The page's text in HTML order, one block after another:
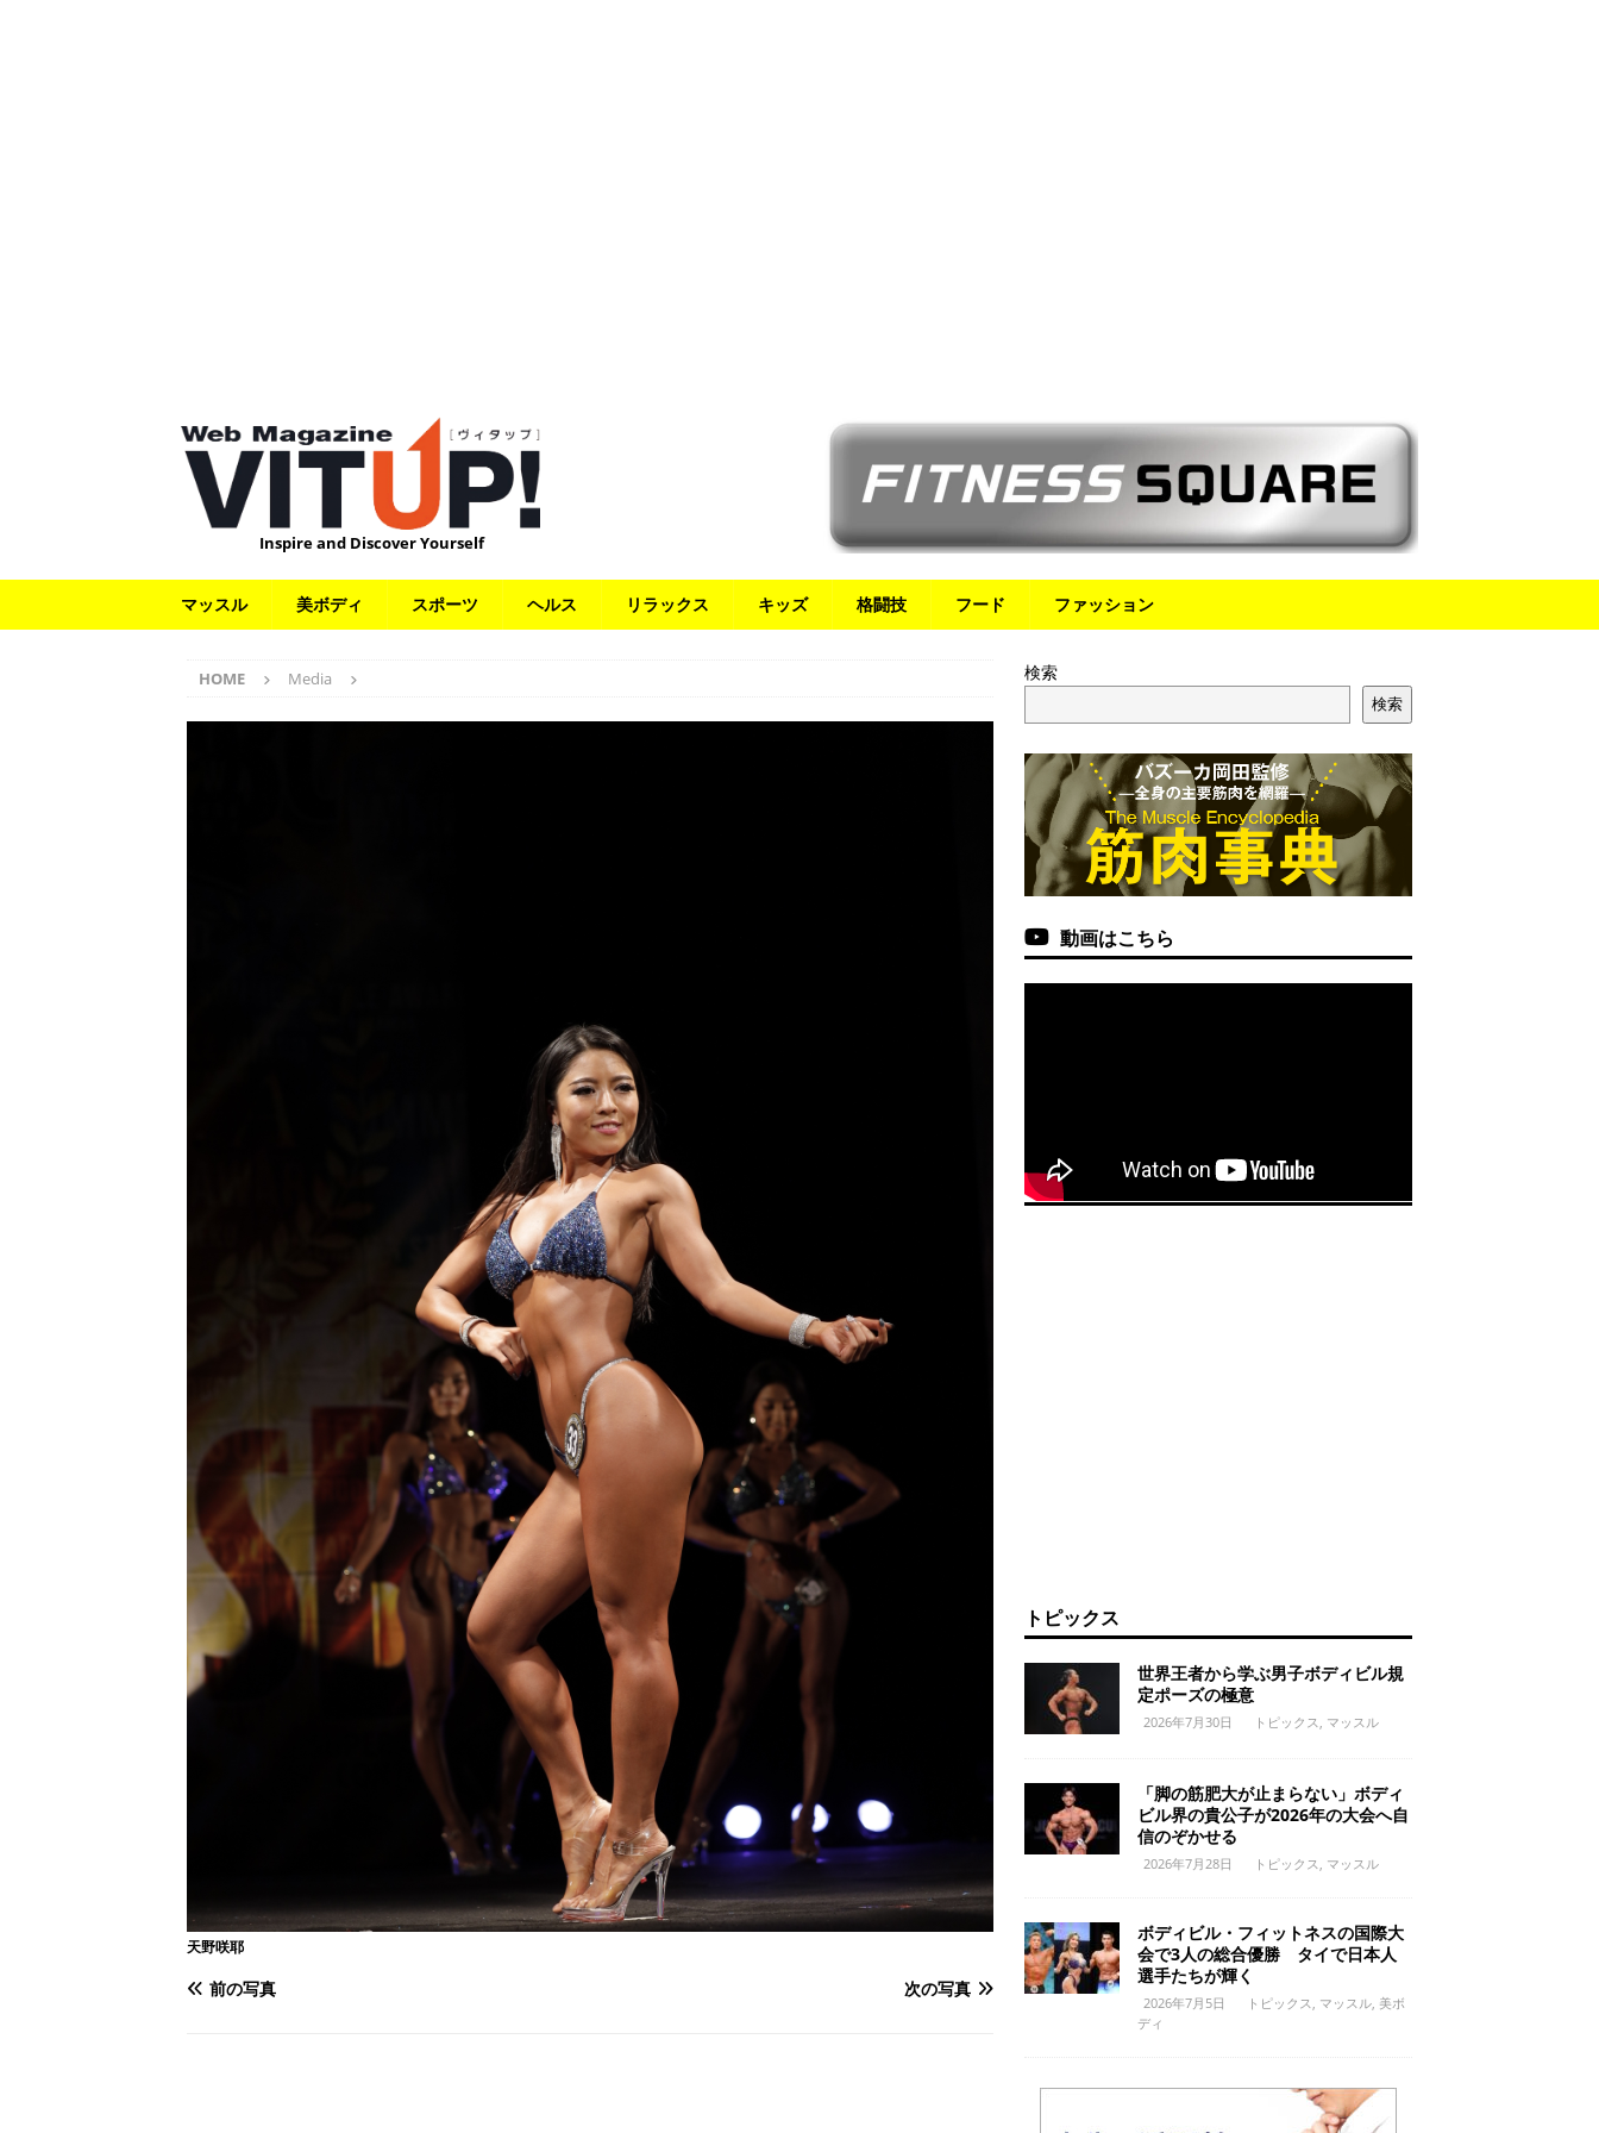
Inspire and Discover Yourself
マッスル 美ボディ スポーツ ヘルス リラックス キッズ 格闘技 フード ファッション
HOME Media
天野咲耶
前の写真 次の写真
検索
検索
動画はこちら
トピックス
世界王者から学ぶ男子ボディビル規
定ポーズの極意
2026年7月30日 トピックス マッスル
「脚の筋肥大が止まらない」ボディ
ビル界の貴公子が2026年の大会へ自
信のぞかせる
2026年7月28日 トピックス マッスル
ボディビル・フィットネスの国際大
会で3人の総合優勝 タイで日本人
選手たちが輝く
2026年7月5日 トピックス マッスル, 美ボ
ディ